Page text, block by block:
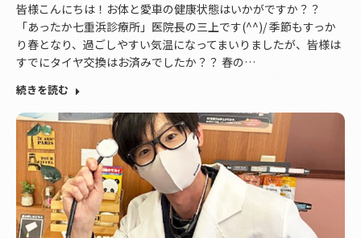
皆様こんにちは！お体と愛車の健康状態はいかがですか？？
「あったか七重浜診療所」医院長の三上です(^^)/ 季節もすっか
り春となり、過ごしやすい気温になってまいりましたが、皆様は
すでにタイヤ交換はお済みでしたか？？ 春の…
続きを読む